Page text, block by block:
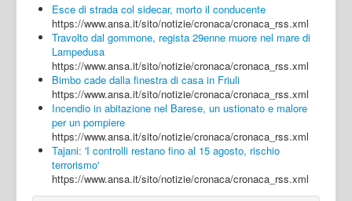
Napoli
Salerno
Login
Esce di strada col sidecar, morto il conducente
https://www.ansa.it/sito/notizie/cronaca/cronaca_rss.xml
Travolto dal gommone, regista 29enne muore nel mare di
Lampedusa
https://www.ansa.it/sito/notizie/cronaca/cronaca_rss.xml
Bimbo cade dalla finestra di casa in Friuli
https://www.ansa.it/sito/notizie/cronaca/cronaca_rss.xml
Incendio in abitazione nel Barese, un ustionato e malore
per un pompiere
https://www.ansa.it/sito/notizie/cronaca/cronaca_rss.xml
Tajani: 'I controlli restano fino al 15 agosto, rischio
terrorismo'
https://www.ansa.it/sito/notizie/cronaca/cronaca_rss.xml